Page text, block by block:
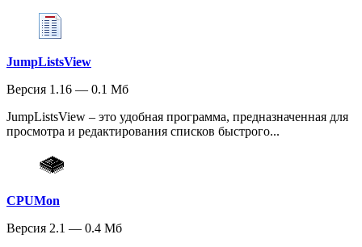
JumpListsView
Версия 1.16 — 0.1 Мб
JumpListsView – это удобная программа, предназначенная для
просмотра и редактирования списков быстрого...
CPUMon
Версия 2.1 — 0.4 Мб